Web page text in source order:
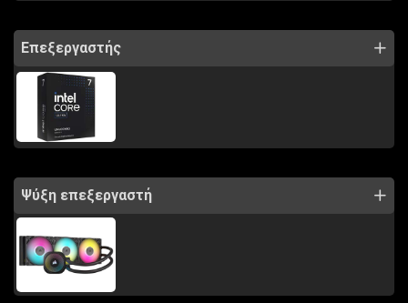
Επεξεργαστής
Ψύξη επεξεργαστή